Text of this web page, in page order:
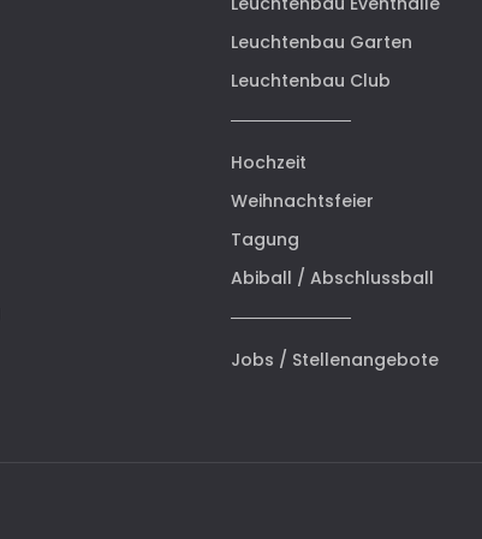
Leuchtenbau Garten
Leuchtenbau Club
Hochzeit
Weihnachtsfeier
Tagung
Abiball / Abschlussball
Jobs / Stellenangebote